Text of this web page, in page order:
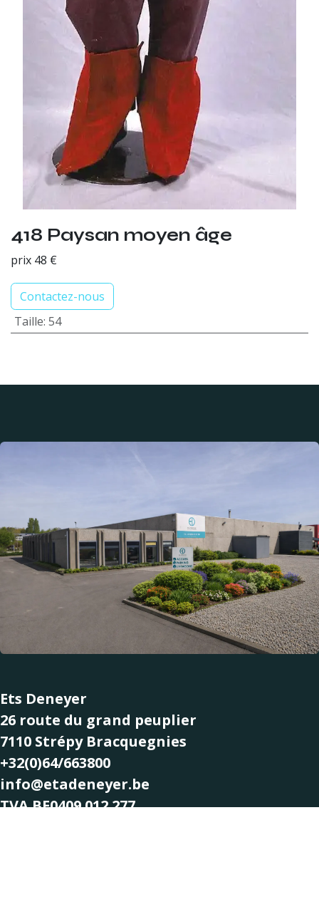
418 Paysan moyen âge
prix 48 €
Contactez-nous
Taille: 54
Ets Deneyer
26 route du grand peuplier
7110 Strépy Bracquegnies
+32(0)64/663800
info@etadeneyer.be
TVA BE0409.012.277